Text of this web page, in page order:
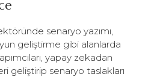
senaryo yazımı,
geliştirme gibi alanlarda
yapay zekadan
geliştirip senaryo taslakları